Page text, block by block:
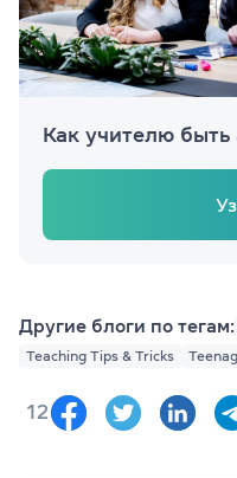
Как учителю
Другие блоги по тегам:
Teaching Tips & Tricks
12